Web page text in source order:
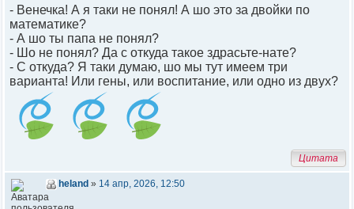
- Венечка! А я таки не понял! А шо это за двойки по
математике?
- А шо ты папа не понял?
- Шо не понял? Да с откуда такое здрасьте-нате?
- С откуда? Я таки думаю, шо мы тут имеем три
варианта! Или гены, или воспитание, или одно из двух?
Цитата
heland » 14 апр, 2026, 12:50